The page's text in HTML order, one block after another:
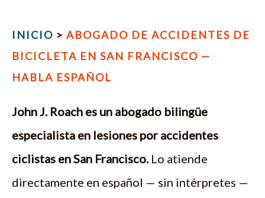
INICIO > ABOGADO DE ACCIDENTES DE
BICICLETA EN SAN FRANCISCO —
HABLA ESPAÑOL
John J. Roach es un abogado bilingüe
especialista en lesiones por accidentes
ciclistas en San Francisco.Lo atiende
directamente en español — sin intérpretes —